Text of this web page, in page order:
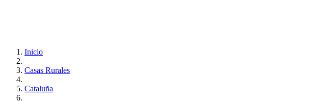
Inicio
Casas Rurales
Cataluña